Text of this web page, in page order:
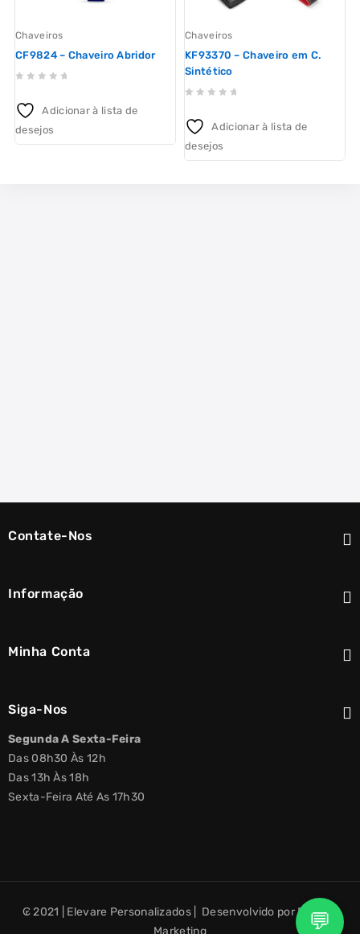
Chaveiros
CF9824 – Chaveiro Abridor
out
Adicionar à lista de
desejos
Chaveiros
KF93370 – Chaveiro em C.
Sintético
out
Adicionar à lista de
desejos
Contate-Nos
Informação
Minha Conta
Siga-Nos
Segunda A Sexta-Feira
Das 08h30 Às 12h
Das 13h Às 18h
Sexta-Feira Até As 17h30
₢ 2021 | Elevare Personalizados | Desenvolvido por Elevare
Marketing
💬